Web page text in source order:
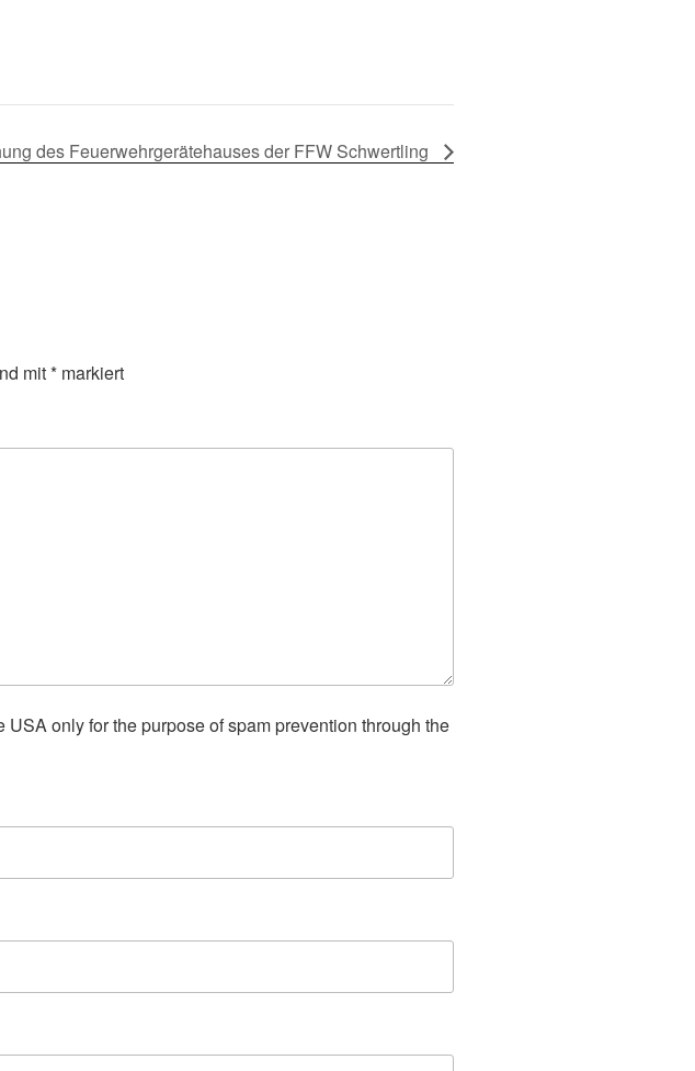
des Feuerwehrgerätehauses der FFW Schwertling
mit* markiert
only for the purpose of spam prevention through the